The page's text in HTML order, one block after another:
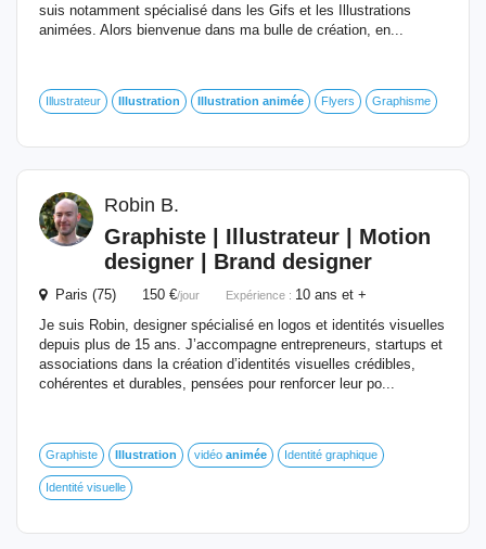
suis notamment spécialisé dans les Gifs et les Illustrations
animées. Alors bienvenue dans ma bulle de création, en...
Illustrateur Illustration Illustration animée Flyers Graphisme
Robin B.
Graphiste | Illustrateur | Motion
designer | Brand designer
Paris (75) 150 €/jour Expérience : 10 ans et +
Je suis Robin, designer spécialisé en logos et identités visuelles
depuis plus de 15 ans. J’accompagne entrepreneurs, startups et
associations dans la création d’identités visuelles crédibles,
cohérentes et durables, pensées pour renforcer leur po...
Graphiste Illustration vidéo animée Identité graphique
Identité visuelle